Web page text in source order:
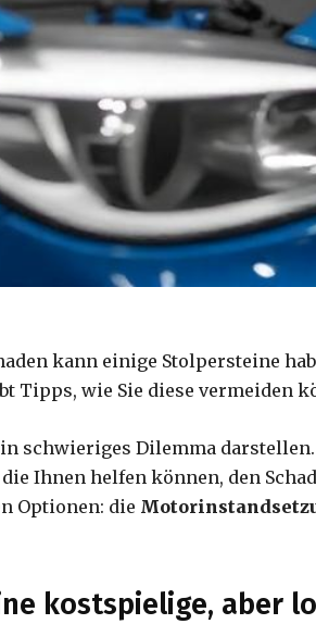
kann einige Stolpersteine
Tipps, wie Sie diese vermeiden
schwieriges Dilemma darstellen.
Ihnen helfen können, den
Optionen: die
kostspielige, aber